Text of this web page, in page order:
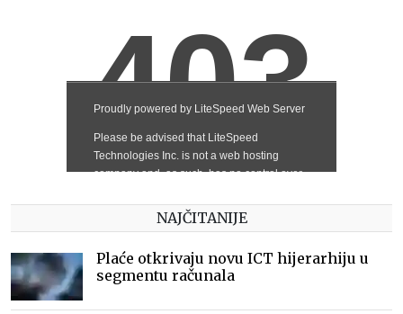
NAJČITANIJE
Plaće otkrivaju novu ICT hijerarhiju u
segmentu računala